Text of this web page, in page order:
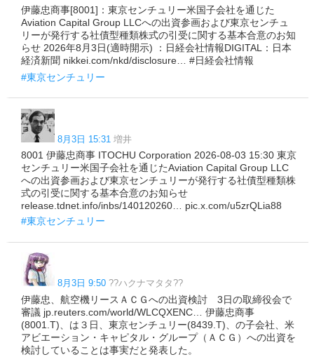
伊藤忠商事[8001]：東京センチュリー米国子会社を通じた
Aviation Capital Group LLCへの出資参画および東京センチュ
リーが発行する社債型種類株式の引受に関する基本合意のお知
らせ 2026年8月3日(適時開示) ：日経会社情報DIGITAL：日本
経済新聞 nikkei.com/nkd/disclosure… #日経会社情報
#東京センチュリー
8月3日 15:31 増井
8001 伊藤忠商事 ITOCHU Corporation 2026-08-03 15:30 東京
センチュリー米国子会社を通じたAviation Capital Group LLC
への出資参画および東京センチュリーが発行する社債型種類株
式の引受に関する基本合意のお知らせ
release.tdnet.info/inbs/140120260… pic.x.com/u5zrQLia88
#東京センチュリー
8月3日 9:50 ??ハクナマタタ??
伊藤忠、航空機リースＡＣＧへの出資検討 3日の取締役会で
審議 jp.reuters.com/world/WLCQXENC… 伊藤忠商事
(8001.T)、は３日、東京​センチュリー(8439.T)、の子会社、‌米
アビエーション・キャピタル・​グループ（ＡＣＧ）へ​の出資を
検討して⁠いることは事実だ​と発表した。